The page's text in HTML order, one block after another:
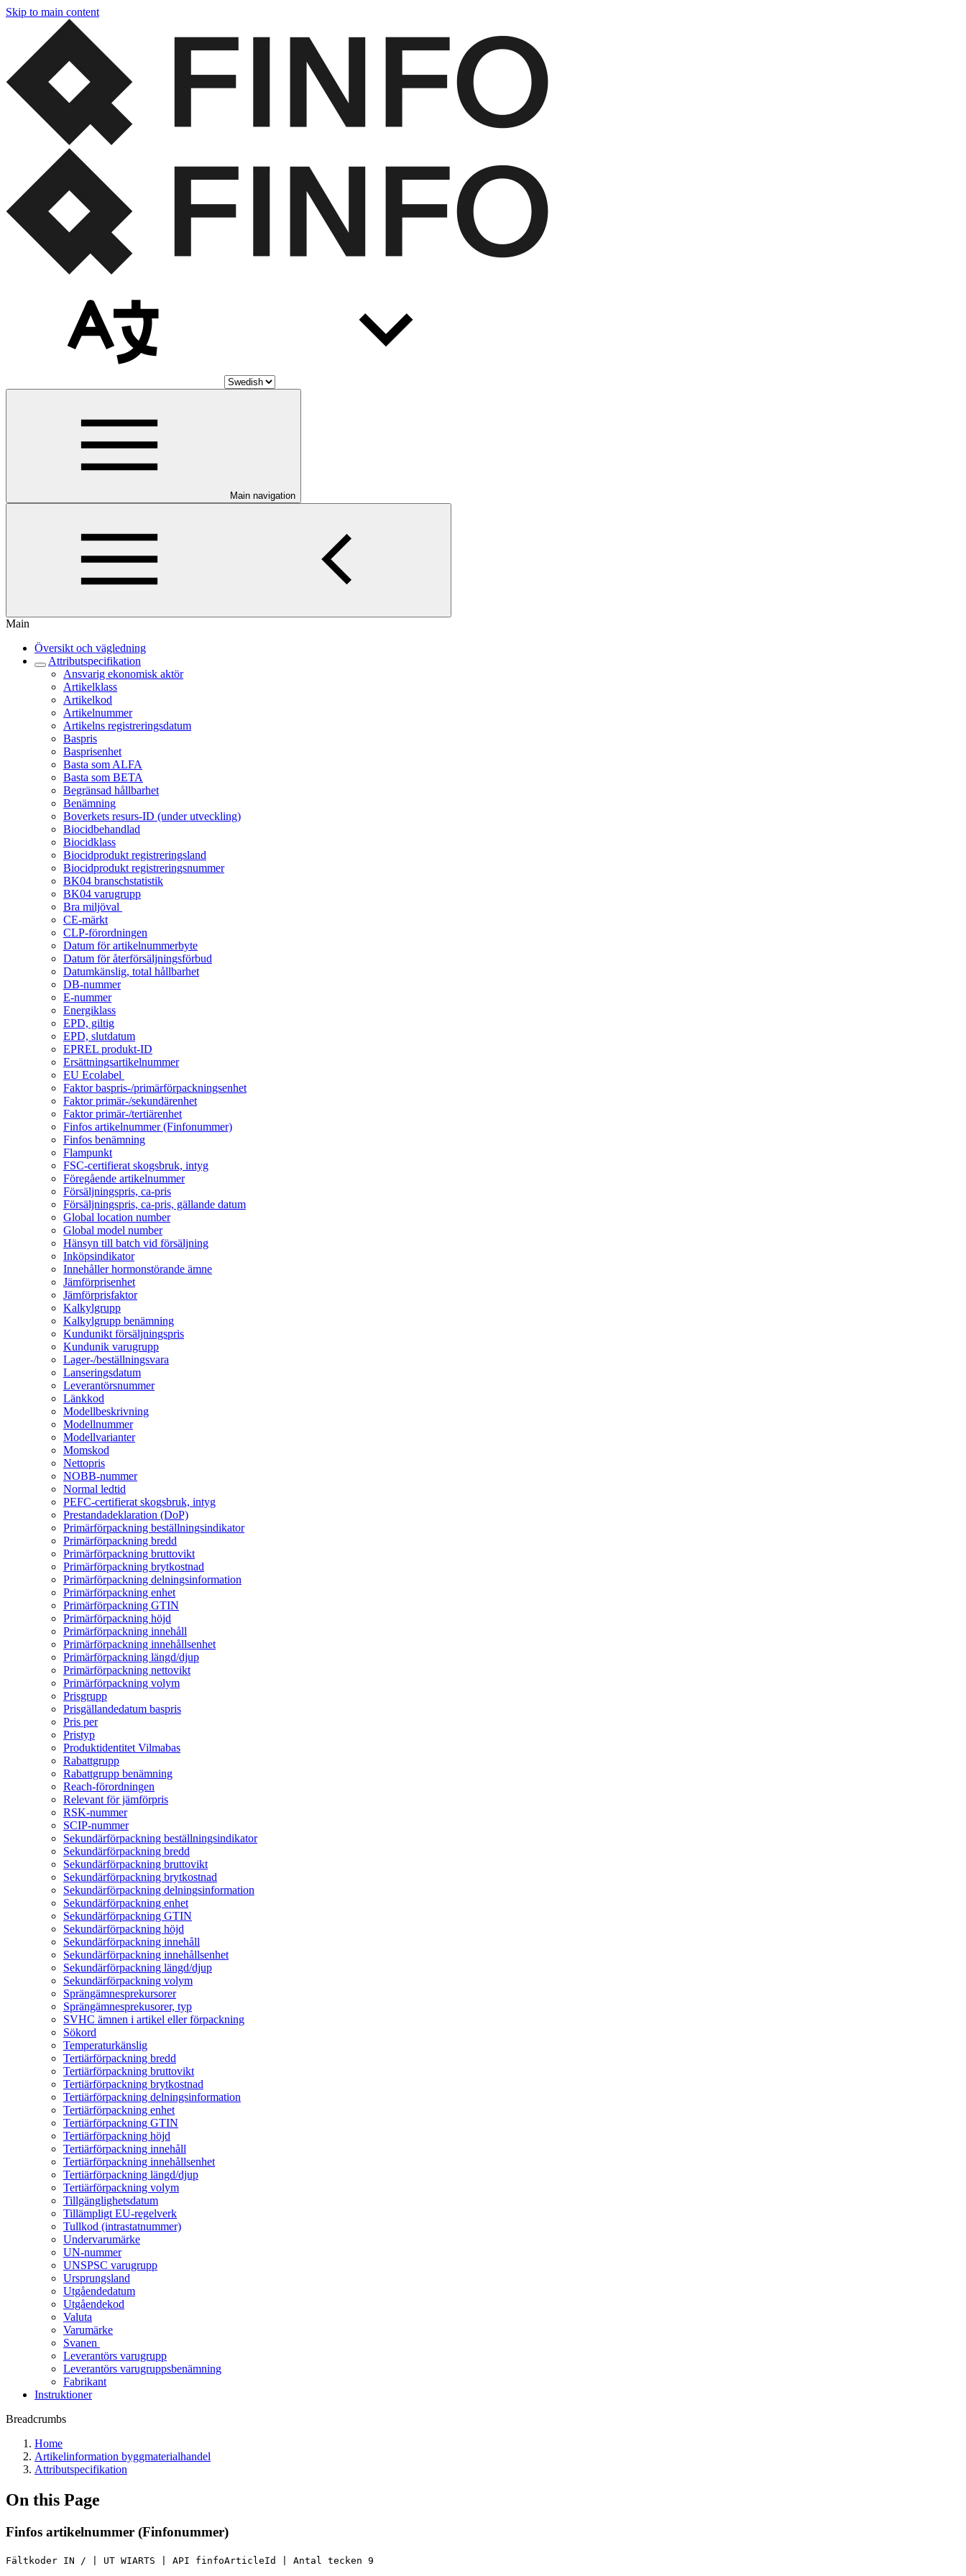
Skip to main content
Main navigation
Main
Översikt och vägledning
Attributspecifikation
Ansvarig ekonomisk aktör
Artikelklass
Artikelkod
Artikelnummer
Artikelns registreringsdatum
Baspris
Basprisenhet
Basta som ALFA
Basta som BETA
Begränsad hållbarhet
Benämning
Boverkets resurs-ID (under utveckling)
Biocidbehandlad
Biocidklass
Biocidprodukt registreringsland
Biocidprodukt registreringsnummer
BK04 branschstatistik
BK04 varugrupp
Bra miljöval
CE-märkt
CLP-förordningen
Datum för artikelnummerbyte
Datum för återförsäljningsförbud
Datumkänslig, total hållbarhet
DB-nummer
E-nummer
Energiklass
EPD, giltig
EPD, slutdatum
EPREL produkt-ID
Ersättningsartikelnummer
EU Ecolabel
Faktor baspris-/primärförpackningsenhet
Faktor primär-/sekundärenhet
Faktor primär-/tertiärenhet
Finfos artikelnummer (Finfonummer)
Finfos benämning
Flampunkt
FSC-certifierat skogsbruk, intyg
Föregående artikelnummer
Försäljningspris, ca-pris
Försäljningspris, ca-pris, gällande datum
Global location number
Global model number
Hänsyn till batch vid försäljning
Inköpsindikator
Innehåller hormonstörande ämne
Jämförprisenhet
Jämförprisfaktor
Kalkylgrupp
Kalkylgrupp benämning
Kundunikt försäljningspris
Kundunik varugrupp
Lager-/beställningsvara
Lanseringsdatum
Leverantörsnummer
Länkkod
Modellbeskrivning
Modellnummer
Modellvarianter
Momskod
Nettopris
NOBB-nummer
Normal ledtid
PEFC-certifierat skogsbruk, intyg
Prestandadeklaration (DoP)
Primärförpackning beställningsindikator
Primärförpackning bredd
Primärförpackning bruttovikt
Primärförpackning brytkostnad
Primärförpackning delningsinformation
Primärförpackning enhet
Primärförpackning GTIN
Primärförpackning höjd
Primärförpackning innehåll
Primärförpackning innehållsenhet
Primärförpackning längd/djup
Primärförpackning nettovikt
Primärförpackning volym
Prisgrupp
Prisgällandedatum baspris
Pris per
Pristyp
Produktidentitet Vilmabas
Rabattgrupp
Rabattgrupp benämning
Reach-förordningen
Relevant för jämförpris
RSK-nummer
SCIP-nummer
Sekundärförpackning beställningsindikator
Sekundärförpackning bredd
Sekundärförpackning bruttovikt
Sekundärförpackning brytkostnad
Sekundärförpackning delningsinformation
Sekundärförpackning enhet
Sekundärförpackning GTIN
Sekundärförpackning höjd
Sekundärförpackning innehåll
Sekundärförpackning innehållsenhet
Sekundärförpackning längd/djup
Sekundärförpackning volym
Sprängämnesprekursorer
Sprängämnesprekusorer, typ
SVHC ämnen i artikel eller förpackning
Sökord
Temperaturkänslig
Tertiärförpackning bredd
Tertiärförpackning bruttovikt
Tertiärförpackning brytkostnad
Tertiärförpackning delningsinformation
Tertiärförpackning enhet
Tertiärförpackning GTIN
Tertiärförpackning höjd
Tertiärförpackning innehåll
Tertiärförpackning innehållsenhet
Tertiärförpackning längd/djup
Tertiärförpackning volym
Tillgänglighetsdatum
Tillämpligt EU-regelverk
Tullkod (intrastatnummer)
Undervarumärke
UN-nummer
UNSPSC varugrupp
Ursprungsland
Utgåendedatum
Utgåendekod
Valuta
Varumärke
Svanen
Leverantörs varugrupp
Leverantörs varugruppsbenämning
Fabrikant
Instruktioner
Breadcrumbs
Home
Artikelinformation byggmaterialhandel
Attributspecifikation
On this Page
Finfos artikelnummer (Finfonummer)
Fältkoder IN / | UT WIARTS | API finfoArticleId | Antal tecken 9